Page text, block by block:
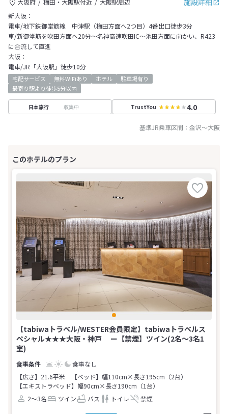
施設詳細
大阪府 梅田・大阪駅付近
大阪駅周辺
新大阪：
電車/地下鉄御堂筋線 中津駅（梅田方面へ2つ目）4番出口徒歩3分
車/新御堂筋を吹田方面へ20分～名神高速吹田IC～池田方面に向かい、R423
に合流して直進
大阪：
電車/JR「大阪駅」徒歩10分
宅配サービス 無料WiFiあり ホテル
駐車場有り
最寄り駅より徒歩5分以内
日本旅行 収集中 TrustYou 4.0
基準JR乗車区間： 金沢～大阪
【tabiwaトラベル/WESTER会員限定】tabiwaトラベルス
ペシャル★★★大阪・神戸 ー【禁煙】ツイン(2名～3名1
室)
食事なし
【広さ】21.6平米
【ベッド】幅110cm×長さ195cm（2台）
【エキストラベッド】幅90cm×長さ190cm（1台）
2～3名
ツイン バス トイレ 禁煙